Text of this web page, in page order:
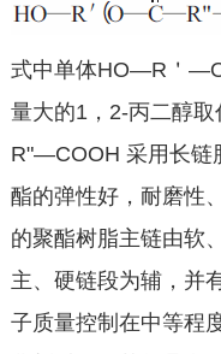
式中单体HO—R＇
量大的1，2-丙二醇
R"—COOH 采用长链
酯的弹性好，耐磨性
的聚酯树脂主链由软
主、硬链段为辅，并
子质量控制在中等程